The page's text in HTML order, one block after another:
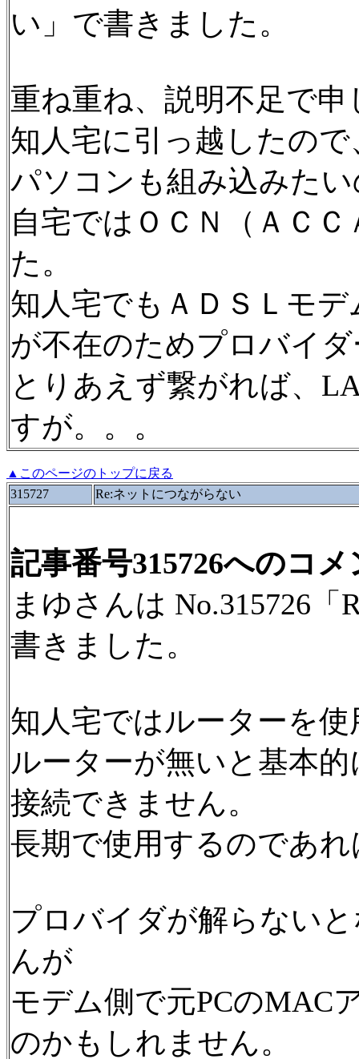
い」で書きました。
重ね重ね、説明不足で
知人宅に引っ越したの
パソコンも組み込みた
自宅ではＯＣＮ（ＡＣ
た。
知人宅でもＡＤＳＬモ
が不在のためプロバイ
とりあえず繋がれば、
すが。。。
▲このページのトップに戻る
315727
Re:ネットにつながらない
記事番号315726へのコメ
まゆさんは No.315726
書きました。
知人宅ではルーターを
ルーターが無いと基本
接続できません。
長期で使用するのであ
プロバイダが解らない
んが
モデム側で元PCのMAC
のかもしれません。